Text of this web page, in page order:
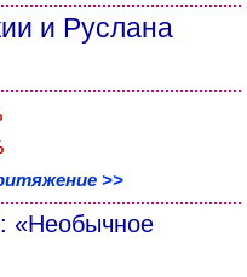
и Руслана
>>
«Необычное